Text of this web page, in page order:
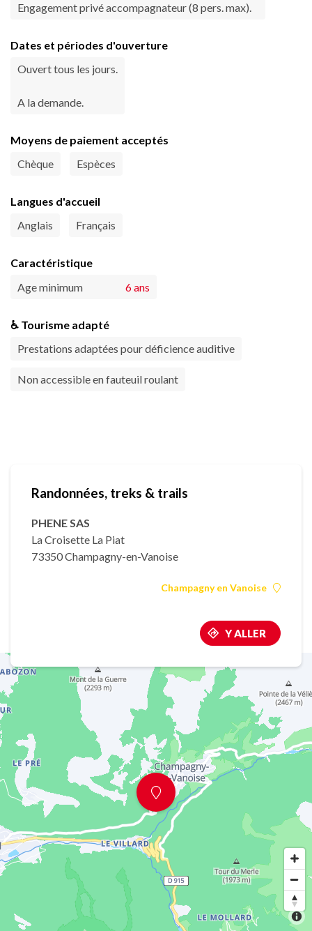
Engagement privé accompagnateur (8 pers. max).
Dates et périodes d'ouverture
Ouvert tous les jours.
A la demande.
Moyens de paiement acceptés
Chèque
Espèces
Langues d'accueil
Anglais
Français
Caractéristique
Age minimum
6 ans
♿ Tourisme adapté
Prestations adaptées pour déficience auditive
Non accessible en fauteuil roulant
Randonnées, treks & trails
PHENE SAS
La Croisette La Piat
73350 Champagny-en-Vanoise
Champagny en Vanoise
Y ALLER